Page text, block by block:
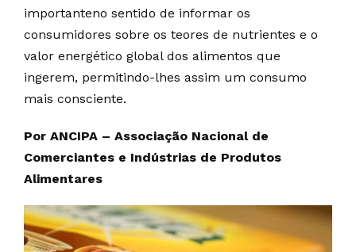
importanteno sentido de informar os
consumidores sobre os teores de nutrientes e o
valor energético global dos alimentos que
ingerem, permitindo-lhes assim um consumo
mais consciente.
Por ANCIPA – Associação Nacional de
Comerciantes e Indústrias de Produtos
Alimentares